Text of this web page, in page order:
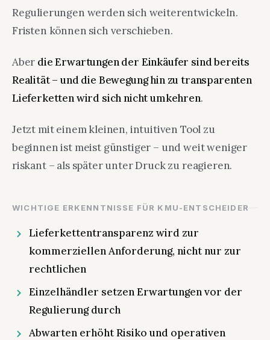
Regulierungen werden sich weiterentwickeln.
Fristen können sich verschieben.
Aber die Erwartungen der Einkäufer sind bereits
Realität – und die Bewegung hin zu transparenten
Lieferketten wird sich nicht umkehren.
Jetzt mit einem kleinen, intuitiven Tool zu
beginnen ist meist günstiger – und weit weniger
riskant – als später unter Druck zu reagieren.
WICHTIGE ERKENNTNISSE FÜR KMU-ENTSCHEIDER
Lieferkettentransparenz wird zur
kommerziellen Anforderung, nicht nur zur
rechtlichen
Einzelhändler setzen Erwartungen vor der
Regulierung durch
Abwarten erhöht Risiko und operativen